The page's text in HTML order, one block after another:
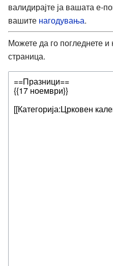
валидирајте ја вашата е-
вашите нагодувања.
Можете да го погледнете и
страница.